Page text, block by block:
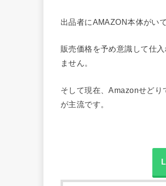
出品者にAMAZON本体がい
販売価格を予め意識して仕
ません。
そして現在、Amazonせど
が主流です。